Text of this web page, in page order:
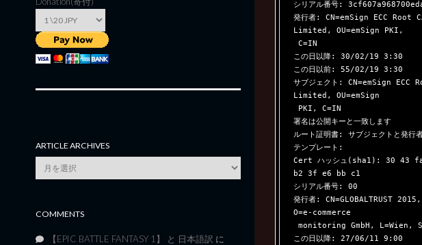
シリアル番号:
発行者: CN=emSign ECC
Limited, OU=emSign PKI,
この日以降: 30/02/19 3:30
この日以前: 55/02/19 3:30
サブジェクト: CN=emSign
Limited, OU=emSign
署名は公開キーと一致します
ルート証明書: サブジェクトと発行
テンプレート:
Cert ハッシュ(sha1): 30
b2 3f e6 bb c1
シリアル番号: 00
発行者: CN=GLOBALTRUST
O=e-commerce
この日以降: 27/06/11 9:00
ARTICLE ARCHIVES
Article
Archives
COMMENTS
【EPIC BATTLE FANTASY 1】 と 日本語訳 に